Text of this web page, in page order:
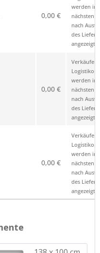
0,00 €
werden im
nächsten
nach
des
angezeigt.
0,00 €
Verkäufer
werden im
nächsten
nach
des
angezeigt.
0,00 €
Verkäufer
werden im
nächsten
nach
des
angezeigt.